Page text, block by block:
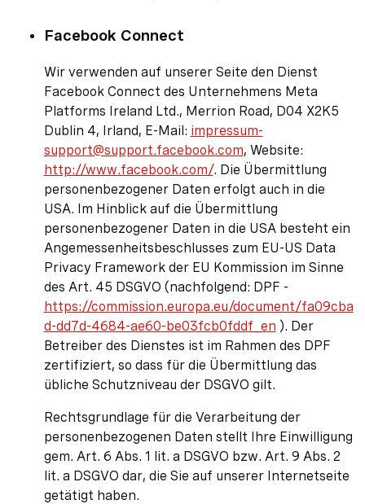
Facebook Connect
Wir verwenden auf unserer Seite den Dienst
Facebook Connect des Unternehmens Meta
Platforms Ireland Ltd., Merrion Road, D04 X2K5
Dublin 4, Irland, E-Mail: impressum-
support@support.facebook.com, Website:
http://www.facebook.com/. Die Übermittlung
personenbezogener Daten erfolgt auch in die
USA. Im Hinblick auf die Übermittlung
personenbezogener Daten in die USA besteht ein
Angemessenheitsbeschlusses zum EU-US Data
Privacy Framework der EU Kommission im Sinne
des Art. 45 DSGVO (nachfolgend: DPF -
https://commission.europa.eu/document/fa09cba
d-dd7d-4684-ae60-be03fcb0fddf_en ). Der
Betreiber des Dienstes ist im Rahmen des DPF
zertifiziert, so dass für die Übermittlung das
übliche Schutzniveau der DSGVO gilt.
Rechtsgrundlage für die Verarbeitung der
personenbezogenen Daten stellt Ihre Einwilligung
gem. Art. 6 Abs. 1 lit. a DSGVO bzw. Art. 9 Abs. 2
lit. a DSGVO dar, die Sie auf unserer Internetseite
getätigt haben.